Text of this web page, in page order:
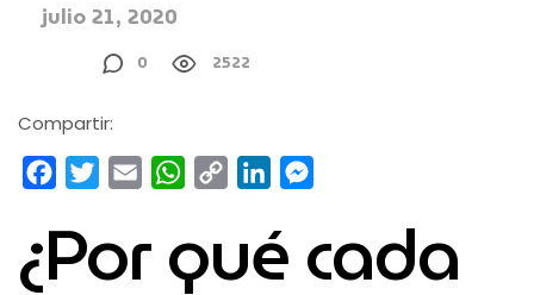
julio 21, 2020
0 2522
Compartir:
FacebookTwitterEmail WhatsApp
Copy
LinkedIn
¿Por qué cada